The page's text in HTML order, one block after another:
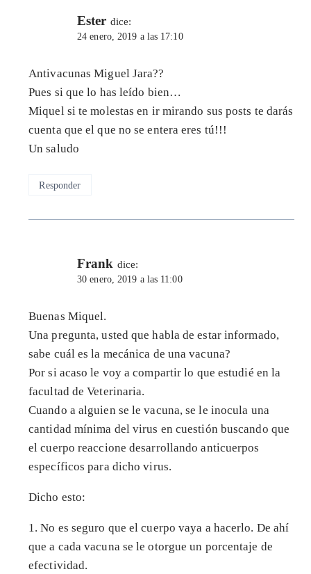
Ester dice:
24 enero, 2019 a las 17:10
Antivacunas Miguel Jara??
Pues si que lo has leído bien…
Miquel si te molestas en ir mirando sus posts te darás
cuenta que el que no se entera eres tú!!!
Un saludo
Responder
Frank dice:
30 enero, 2019 a las 11:00
Buenas Miquel.
Una pregunta, usted que habla de estar informado,
sabe cuál es la mecánica de una vacuna?
Por si acaso le voy a compartir lo que estudié en la
facultad de Veterinaria.
Cuando a alguien se le vacuna, se le inocula una
cantidad mínima del virus en cuestión buscando que
el cuerpo reaccione desarrollando anticuerpos
específicos para dicho virus.
Dicho esto:
1. No es seguro que el cuerpo vaya a hacerlo. De ahí
que a cada vacuna se le otorgue un porcentaje de
efectividad.